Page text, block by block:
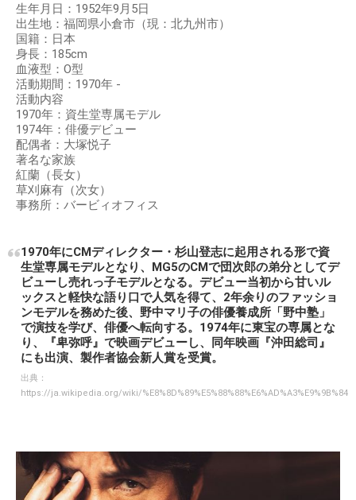
生年月日：1952年9月5日
出生地：福岡県小倉市（現：北九州市）
国籍：日本
身長：185cm
血液型：O型
活動期間：1970年 -
活動内容
1970年：資生堂専属モデル
1974年：俳優デビュー
配偶者：大塚悦子
著名な家族
紅蘭（長女）
草刈麻有（次女）
事務所：バービィオフィス
1970年にCMディレクター・杉山登志に起用される形で資
生堂専属モデルとなり、MG5のCMで団次郎の弟分としてデ
ビューし売れっ子モデルとなる。デビュー当初から甘いル
ックスと軽快な語り口で人気を得て、2年余りのファッショ
ンモデルを務めた後、野中マリ子の俳優養成所「野中塾」
で演技を学び、俳優へ転向する。1974年に東宝の専属とな
り、『卑弥呼』で映画デビューし、同年映画『沖田総司』
にも出演、製作者協会新人賞を受賞。
出典：
https://ja.wikipedia.org/wiki/%E8%8D%89%E5%88%88%E6%AD%A3%E9%9B%84